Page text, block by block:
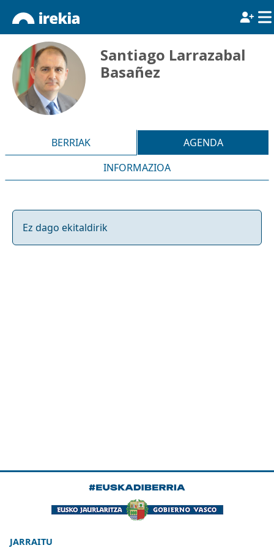
Santiago Larrazabal
Basañez
BERRIAK
AGENDA
INFORMAZIOA
Ez dago ekitaldirik
JARRAITU